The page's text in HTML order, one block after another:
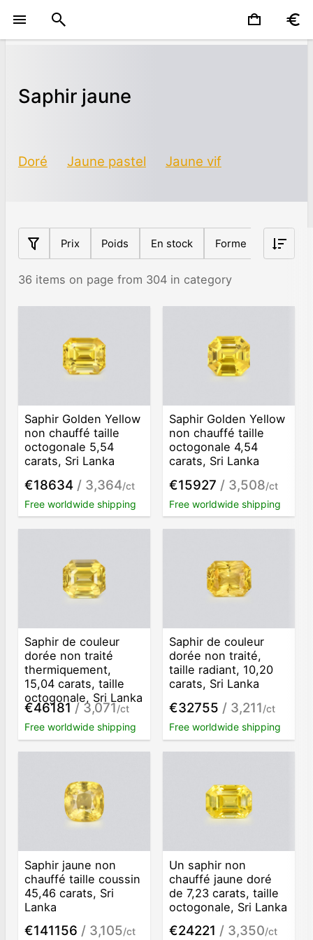
Saphir jaune
Doré Jaune pastel Jaune vif
Prix Poids En stock Forme Origine
36 items on page from 304 in category
Saphir Golden Yellow
non chauffé taille
octogonale 5,54
carats, Sri Lanka
€18634 / 3,364/ct
Free worldwide shipping
Saphir Golden Yellow
non chauffé taille
octogonale 4,54
carats, Sri Lanka
€15927 / 3,508/ct
Free worldwide shipping
Saphir de couleur
dorée non traité
thermiquement,
15,04 carats, taille
octogonale, Sri Lanka
€46181/ 3,071/ct
Free worldwide shipping
Saphir de couleur
dorée non traité,
taille radiant, 10,20
carats, Sri Lanka
€32755 / 3,211/ct
Free worldwide shipping
Saphir jaune non
chauffé taille coussin
45,46 carats, Sri
Lanka
€141156 / 3,105/ct
Un saphir non
chauffé jaune doré
de 7,23 carats, taille
octogonale, Sri Lanka
€24221 / 3,350/ct